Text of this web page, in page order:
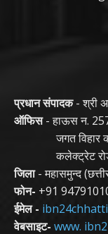
प्रधान संपादक- श्री
ऑफिस- हाऊस न.
जगत विहार
कलेक्ट्रेट रोड
जिला- महासमुन्द
फोन- +91
ईमेल -
वेबसाइट- www.